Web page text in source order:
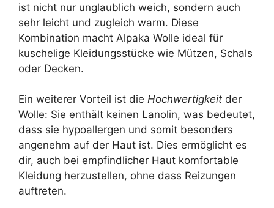
ist nicht nur unglaublich weich, sondern auch
sehr leicht und zugleich warm. Diese
Kombination macht Alpaka Wolle ideal für
kuschelige Kleidungsstücke wie Mützen, Schals
oder Decken.
Ein weiterer Vorteil ist die Hochwertigkeit der
Wolle: Sie enthält keinen Lanolin, was bedeutet,
dass sie hypoallergen und somit besonders
angenehm auf der Haut ist. Dies ermöglicht es
dir, auch bei empfindlicher Haut komfortable
Kleidung herzustellen, ohne dass Reizungen
auftreten.